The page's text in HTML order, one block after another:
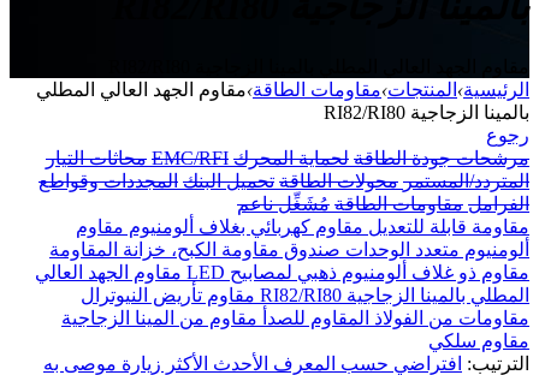
الرئيسية› المنتجات›مقاومات الطاقة›مقاوم الجهد العالي المطلي
بالمينا الزجاجية RI82/RI80
رجوع
مرشحات جودة الطاقة لحماية المحرك EMC/RFI محاثات التيار
المتردد/المستمر محولات الطاقة تحميل البنك المجددات وقواطع
الفرامل مقاومات الطاقة مُشَغِّل ناعم
مقاومة قابلة للتعديل مقاوم كهربائي بغلاف ألومنيوم مقاوم
ألومنيوم متعدد الوحدات صندوق مقاومة الكبح، خزانة المقاومة
مقاوم ذو غلاف ألومنيوم ذهبي لمصابيح LED
مقاوم الجهد العالي
المطلي بالمينا الزجاجية RI82/RI80
مقاوم تأريض النيوترال
مقاومات من الفولاذ المقاوم للصدأ مقاوم من المينا الزجاجية
مقاوم سلكي
الترتيب: افتراضي حسب المعرف الأحدث الأكثر زيارة موصى به